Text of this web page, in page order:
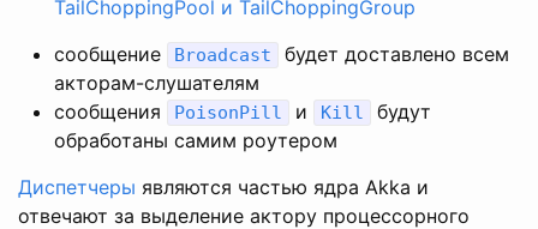
TailChoppingPool и TailChoppingGroup
сообщение
Broadcast
будет доставлено всем
акторам-слушателям
сообщения
PoisonPill и Kill
будут
обработаны самим роутером
Диспетчеры являются частью ядра Akka и
отвечают за выделение актору процессорного